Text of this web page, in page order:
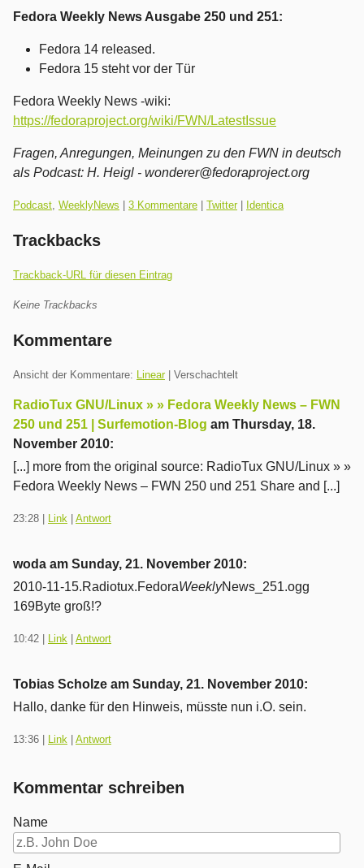
Fedora Weekly News Ausgabe 250 und 251:
Fedora 14 released.
Fedora 15 steht vor der Tür
Fedora Weekly News -wiki:
https://fedoraproject.org/wiki/FWN/LatestIssue
Fragen, Anregungen, Meinungen zu den FWN in deutsch
als Podcast: H. Heigl - wonderer@fedoraproject.org
Kategorien:
Podcast, WeeklyNews 3 Kommentare Twitter| Identica
Trackbacks
Trackback-URL für diesen Eintrag
Keine Trackbacks
Kommentare
Ansicht der Kommentare: Linear| Verschachtelt
RadioTux GNU/Linux » » Fedora Weekly News – FWN
250 und 251 | Surfemotion-Blog am Thursday, 18.
November 2010:
[...] more from the original source: RadioTux GNU/Linux » »
Fedora Weekly News – FWN 250 und 251 Share and [...]
23:28 Link Antwort
woda am Sunday, 21. November 2010:
2010-11-15.Radiotux.FedoraWeeklyNews_251.ogg
169Byte groß!?
10:42 Link Antwort
Tobias Scholze am Sunday, 21. November 2010:
Hallo, danke für den Hinweis, müsste nun i.O. sein.
13:36 Link Antwort
Kommentar schreiben
Name